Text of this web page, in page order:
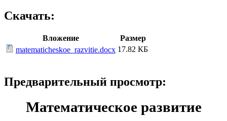
Скачать:
Вложение
Размер
matematicheskoe_razvitie.docx 17.82 КБ
Предварительный просмотр:
Математическое развитие